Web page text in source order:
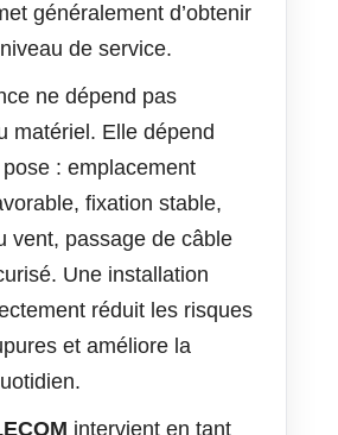
généralement d’obtenir
de service.
ne dépend pas
matériel. Elle dépend
: emplacement
fixation stable,
vent, passage de câble
Une installation
réduit les risques
et améliore la
intervient en tant